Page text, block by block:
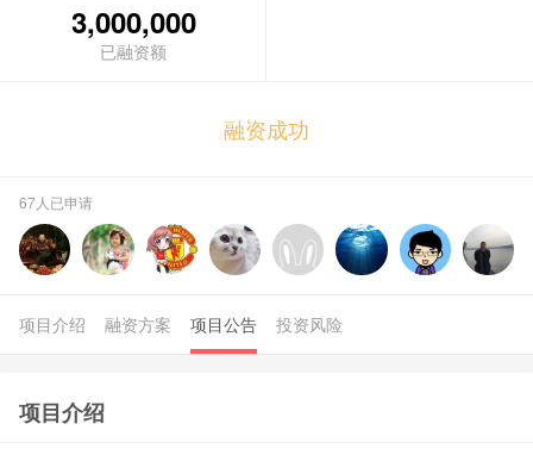
3,000,000
融资成功
67人已申请
项目介绍 融资方案 项目公告 投资风险
项目介绍